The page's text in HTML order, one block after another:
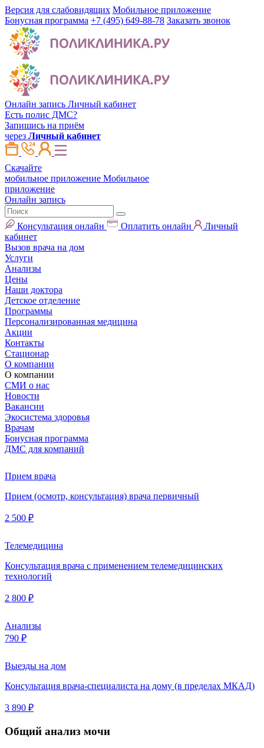
Версия для слабовидящих Мобильное приложение
Бонусная программа +7 (495) 649-88-78 Заказать звонок
Онлайн запись Личный кабинет
Есть полис ДМС?
Запишись на приём
через Личный кабинет
Скачайте
мобильное приложение Мобильное
приложение
Онлайн запись
Консультация онлайн Оплатить онлайн
Личный
кабинет
Вызов врача на дом
Услуги
Анализы
Цены
Наши доктора
Детское отделение
Программы
Персонализированная медицина
Акции
Контакты
Стационар
О компании
О компании
СМИ о нас
Новости
Вакансии
Экосистема здоровья
Врачам
Бонусная программа
ДМС для компаний
Прием врача
Прием (осмотр, консультация) врача первичный
2 500 ₽
Телемедицина
Консультация врача с применением телемедицинских
технологий
2 800 ₽
Анализы
790 ₽
Выезды на дом
Консультация врача-специалиста на дому (в пределах МКАД)
3 890 ₽
Общий анализ мочи